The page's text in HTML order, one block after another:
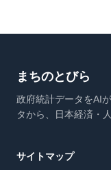
まちのとびら
政府統計データをAI
タから、日本経済・
サイトマップ